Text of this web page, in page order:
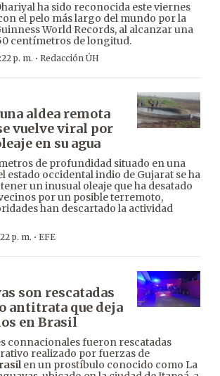
ha sido reconocida este viernes
el pelo más largo del mundo por la
World Records, al alcanzar una
centímetros de longitud.
p. m. · Redacción ÚH
aldea remota
vuelve viral por
en su agua
de profundidad situado en una
estado occidental indio de Gujarat se ha
un inusual oleaje que ha desatado
por un posible terremoto,
han descartado la actividad
p. m. · EFE
son rescatadas
antitrata que deja
en Brasil
connacionales fueron rescatadas
realizado por fuerzas de
en un prostíbulo conocido como La